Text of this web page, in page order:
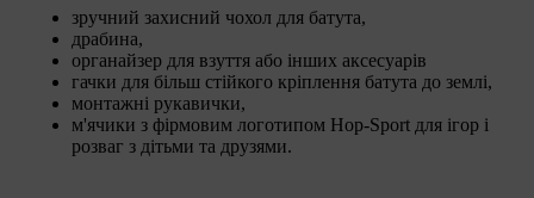
зручний захисний чохол для батута,
драбина,
органайзер для взуття або інших аксесуарів
гачки для більш стійкого кріплення батута до землі,
монтажні рукавички,
м'ячики з фірмовим логотипом Hop-Sport для ігор і
розваг з дітьми та друзями.